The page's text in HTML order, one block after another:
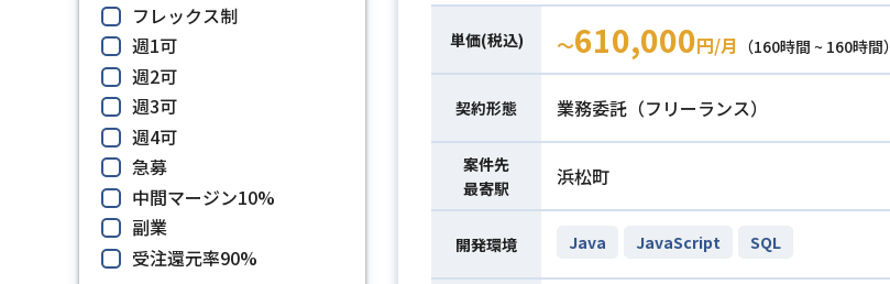
フレックス制
週1可
週2可
週3可
週4可
急募
中間マージン10%
副業
受注還元率90%
単価(税込) 〜610,000円/月 （160時間 ~ 160時間）
契約形態 業務委託（フリーランス）
案件先
最寄駅
浜松町
開発環境 Java JavaScript SQL